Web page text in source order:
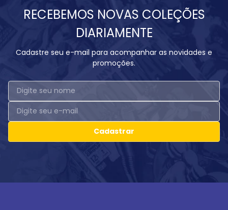
RECEBEMOS NOVAS COLEÇÕES
DIARIAMENTE
Cadastre seu e-mail para acompanhar as novidades e
promoções.
Cadastrar